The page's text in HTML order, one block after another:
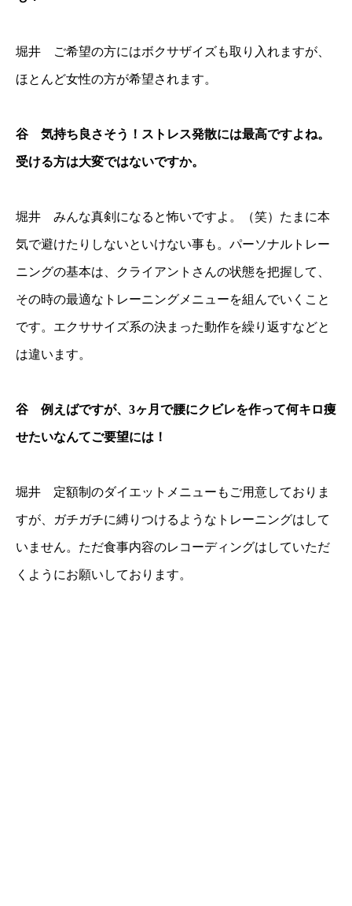
堀井 ご希望の方にはボクサザイズも取り入れますが、
ほとんど女性の方が希望されます。
谷 気持ち良さそう！ストレス発散には最高ですよね。
受ける方は大変ではないですか。
堀井 みんな真剣になると怖いですよ。（笑）たまに本
気で避けたりしないといけない事も。パーソナルトレー
ニングの基本は、クライアントさんの状態を把握して、
その時の最適なトレーニングメニューを組んでいくこと
です。エクササイズ系の決まった動作を繰り返すなどと
は違います。
谷 例えばですが、3ヶ月で腰にクビレを作って何キロ痩
せたいなんてご要望には！
堀井 定額制のダイエットメニューもご用意しておりま
すが、ガチガチに縛りつけるようなトレーニングはして
いません。ただ食事内容のレコーディングはしていただ
くようにお願いしております。